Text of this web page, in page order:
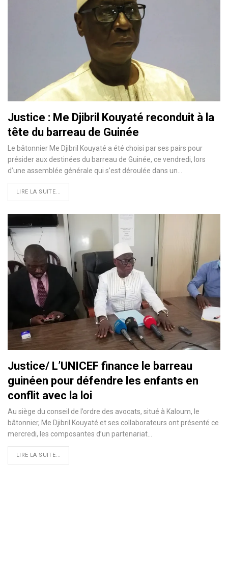
Justice : Me Djibril Kouyaté reconduit à la
tête du barreau de Guinée
Le bâtonnier Me Djibril Kouyaté a été choisi par ses pairs pour
présider aux destinées du barreau de Guinée, ce vendredi, lors
d’une assemblée générale qui s’est déroulée dans un
LIRE LA SUITE...
Justice/ L’UNICEF finance le barreau
guinéen pour défendre les enfants en
conflit avec la loi
Au siège du conseil de l’ordre des avocats, situé à Kaloum, le
bâtonnier, Me Djibril Kouyaté et ses collaborateurs ont présenté ce
mercredi, les composantes d’un partenariat
LIRE LA SUITE...